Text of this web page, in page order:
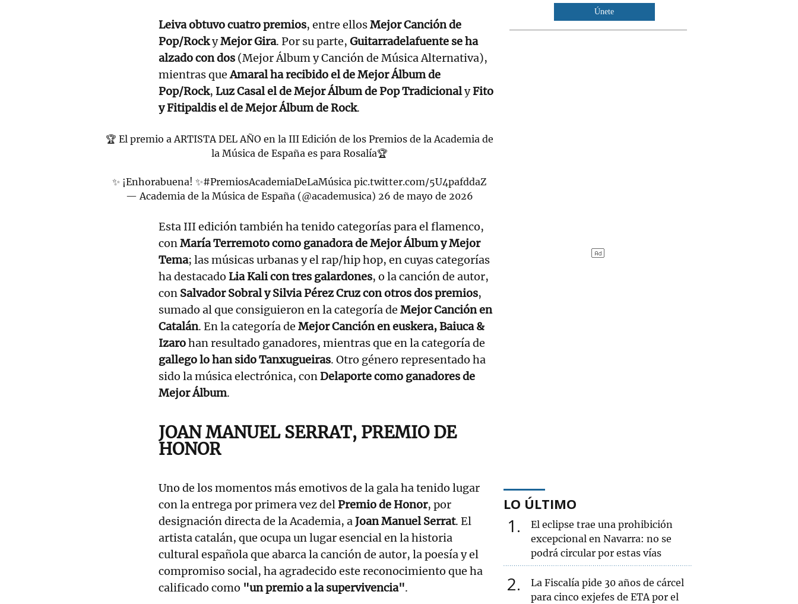
Leiva obtuvo cuatro premios, entre ellosMejor Canción de
Pop/RockyMejor Gira. Por su parte, Guitarradelafuente se ha
alzado con dos (Mejor Álbum y Canción de Música Alternativa),
mientras queAmaral ha recibido el de Mejor Álbum de
Pop/Rock, Luz Casal el de Mejor Álbum de Pop TradicionalyFito
y Fitipaldis el de Mejor Álbum de Rock.
🏆 El premio a ARTISTA DEL AÑO en la III Edición de los Premios de la Academia de
la Música de España es para Rosalía🏆
✨ ¡Enhorabuena! ✨#PremiosAcademiaDeLaMúsica pic.twitter.com/5U4pafddaZ
— Academia de la Música de España (@academusica) 26 de mayo de 2026
Esta III edición también ha tenido categorías para el flamenco,
conMaría Terremoto como ganadora de Mejor Álbum y Mejor
Tema; las músicas urbanas y el rap/hip hop, en cuyas categorías
ha destacado Lia Kali con tres galardones, o la canción de autor,
con Salvador Sobral y Silvia Pérez Cruz con otros dos premios,
sumado al que consiguieron en la categoría de Mejor Canción en
Catalán. En la categoría de Mejor Canción en euskera, Baiuca &
Izarohan resultado ganadores, mientras que en la categoría de
gallego lo han sido Tanxugueiras. Otro género representado ha
sido la música electrónica, conDelaporte como ganadores de
Mejor Álbum.
JOAN MANUEL SERRAT, PREMIO DE
HONOR
Uno de los momentos más emotivos de la gala ha tenido lugar
con la entrega por primera vez delPremio de Honor, por
designación directa de la Academia, aJoan Manuel Serrat. El
artista catalán, que ocupa un lugar esencial en la historia
cultural española que abarca la canción de autor, la poesía y el
compromiso social, ha agradecido este reconocimiento que ha
calificado como "un premio a la supervivencia".
Únete
LO ÚLTIMO
1
El eclipse trae una prohibición
excepcional en Navarra: no se
podrá circular por estas vías
2
La Fiscalía pide 30 años de cárcel
para cinco exjefes de ETA por el